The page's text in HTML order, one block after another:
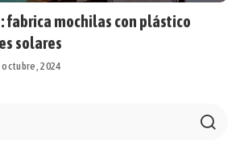
fabrica mochilas con plástico
solares
octubre, 2024